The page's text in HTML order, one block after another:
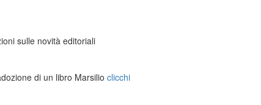
sulle novità editoriali
di un libro Marsilio clicchi